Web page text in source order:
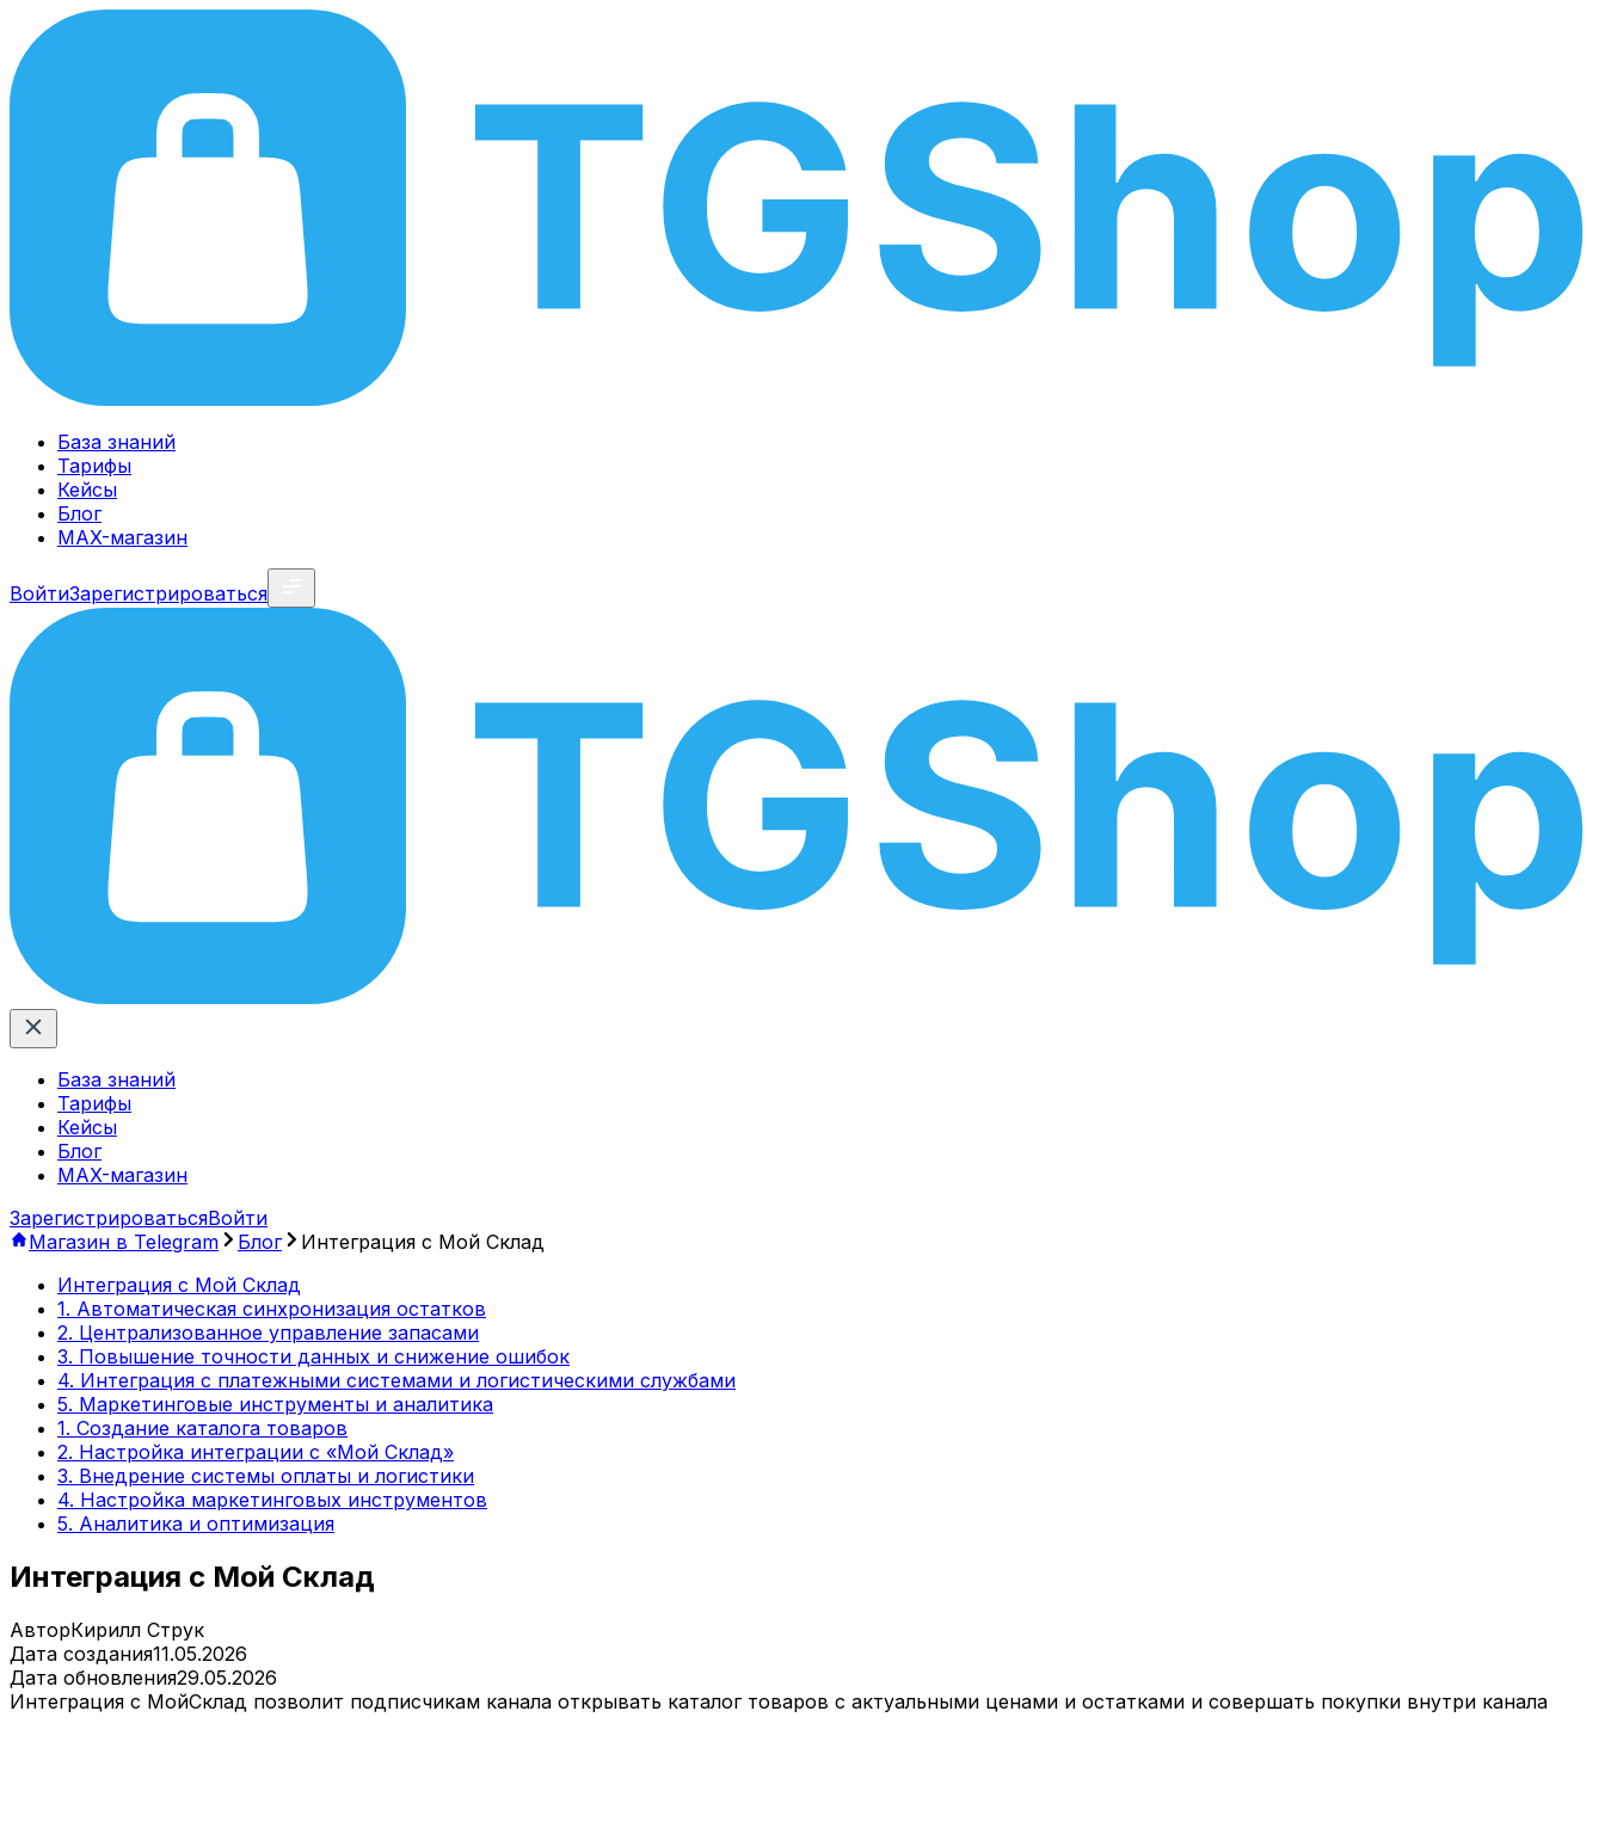
База знаний
Тарифы
Кейсы
Блог
MAX-магазин
ВойтиЗарегистрироваться
База знаний
Тарифы
Кейсы
Блог
MAX-магазин
ЗарегистрироватьсяВойти
Магазин в Telegram
Блог
Интеграция с Мой Склад
Интеграция с Мой Склад
1. Автоматическая синхронизация остатков
2. Централизованное управление запасами
3. Повышение точности данных и снижение ошибок
4. Интеграция с платежными системами и логистическими службами
5. Маркетинговые инструменты и аналитика
1. Создание каталога товаров
2. Настройка интеграции с «Мой Склад»
3. Внедрение системы оплаты и логистики
4. Настройка маркетинговых инструментов
5. Аналитика и оптимизация
Интеграция с Мой Склад
АвторКирилл Струк
Дата создания11.05.2026
Дата обновления29.05.2026
Интеграция с МойСклад позволит подписчикам канала открывать каталог товаров с актуальными ценами и остатками и совершать покупки внутри канала